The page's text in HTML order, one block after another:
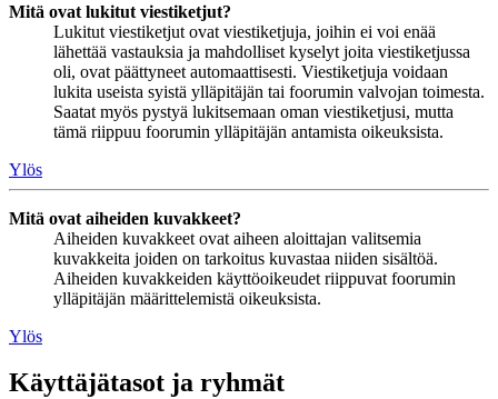
Mitä ovat lukitut viestiketjut?
Lukitut viestiketjut ovat viestiketjuja, joihin ei voi enää
lähettää vastauksia ja mahdolliset kyselyt joita viestiketjussa
oli, ovat päättyneet automaattisesti. Viestiketjuja voidaan
lukita useista syistä ylläpitäjän tai foorumin valvojan toimesta.
Saatat myös pystyä lukitsemaan oman viestiketjusi, mutta
tämä riippuu foorumin ylläpitäjän antamista oikeuksista.
Ylös
Mitä ovat aiheiden kuvakkeet?
Aiheiden kuvakkeet ovat aiheen aloittajan valitsemia
kuvakkeita joiden on tarkoitus kuvastaa niiden sisältöä.
Aiheiden kuvakkeiden käyttöoikeudet riippuvat foorumin
ylläpitäjän määrittelemistä oikeuksista.
Ylös
Käyttäjätasot ja ryhmät